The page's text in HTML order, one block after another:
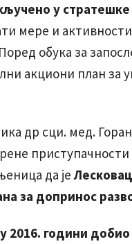
у
мере и
обука за
акциони план за
др сци. мед.
да је
за допринос
2016. години